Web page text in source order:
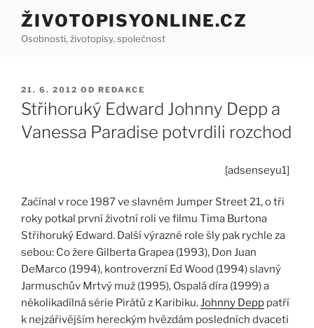
Přejít
obsahu
ŽIVOTOPISYONLINE.CZ
Osobnosti, životopisy, společnost
PUBLIKOVÁNO
21. 6. 2012 OD REDAKCE
Střihoruký Edward Johnny Depp a
Vanessa Paradise potvrdili rozchod
[adsenseyu1]
Začínal v roce 1987 ve slavném Jumper Street 21, o tři
roky potkal první životní roli ve filmu Tima Burtona
Střihoruký Edward. Další výrazné role šly pak rychle za
sebou: Co žere Gilberta Grapea (1993), Don Juan
DeMarco (1994), kontroverzní Ed Wood (1994) slavný
Jarmuschův Mrtvý muž (1995), Ospalá díra (1999) a
několikadílná série Pirátů z Karibiku.Johnny Depp patří
k nejzářivějším hereckým hvězdám posledních dvaceti